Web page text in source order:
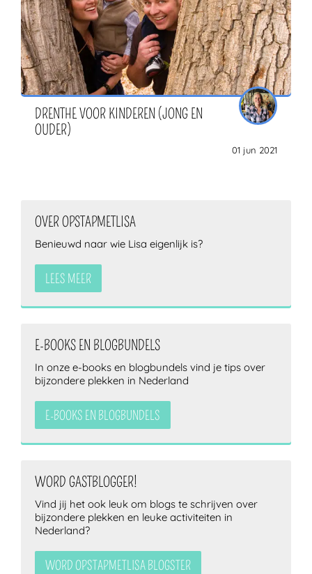
DRENTHE VOOR KINDEREN (JONG EN
OUDER)
01 jun 2021
OVER OPSTAPMETLISA
Benieuwd naar wie Lisa eigenlijk is?
LEES MEER
E-BOOKS EN BLOGBUNDELS
In onze e-books en blogbundels vind je tips over
bijzondere plekken in Nederland
E-BOOKS EN BLOGBUNDELS
WORD GASTBLOGGER!
Vind jij het ook leuk om blogs te schrijven over
bijzondere plekken en leuke activiteiten in
Nederland?
WORD OPSTAPMETLISA BLOGSTER